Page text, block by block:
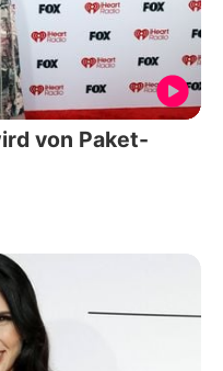
von Paket-